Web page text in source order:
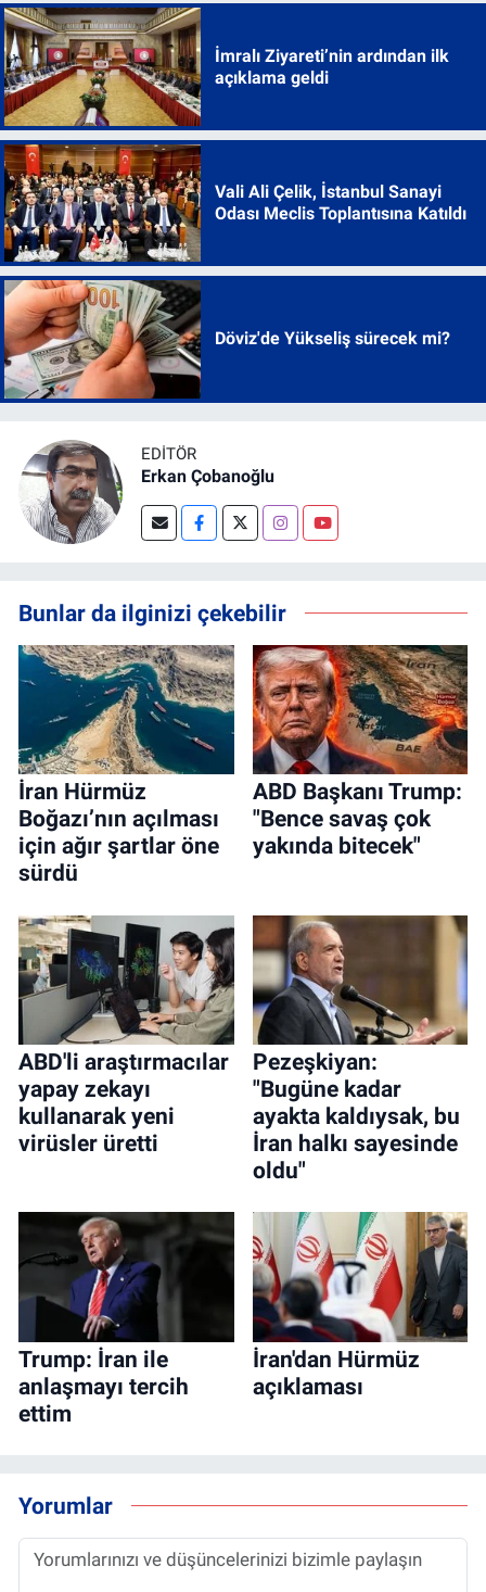
İmralı Ziyareti’nin ardından ilk
açıklama geldi
Vali Ali Çelik, İstanbul Sanayi
Odası Meclis Toplantısına Katıldı
Döviz'de Yükseliş sürecek mi?
EDITÖR
Erkan Çobanoğlu
Bunlar da ilginizi çekebilir
İran Hürmüz
Boğazı’nın açılması
için ağır şartlar öne
sürdü
ABD Başkanı Trump:
"Bence savaş çok
yakında bitecek"
ABD'li araştırmacılar
yapay zekayı
kullanarak yeni
virüsler üretti
Pezeşkiyan:
"Bugüne kadar
ayakta kaldıysak, bu
İran halkı sayesinde
oldu"
Trump: İran ile
anlaşmayı tercih
ettim
İran'dan Hürmüz
açıklaması
Yorumlar